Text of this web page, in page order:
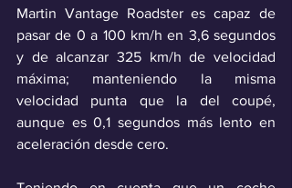
Martin Vantage Roadster es capaz de
pasar de 0 a 100 km/h en 3,6 segundos
y de alcanzar 325 km/h de velocidad
máxima; manteniendo la misma
velocidad punta que la del coupé,
aunque es 0,1 segundos más lento en
aceleración desde cero.